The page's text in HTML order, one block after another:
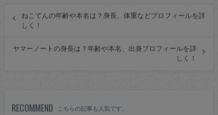
ねこてんの年齢や本名は？身長、体重などプロフィールを詳
しく！
ヤマーノートの身長は？年齢や本名、出身プロフィールを詳
しく！
RECOMMEND こちらの記事も人気です。